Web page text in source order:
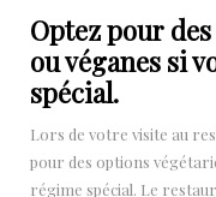
Optez pour
ou véganes si
spécial.
Lors de votre visite au
pour des options
régime spécial. Le